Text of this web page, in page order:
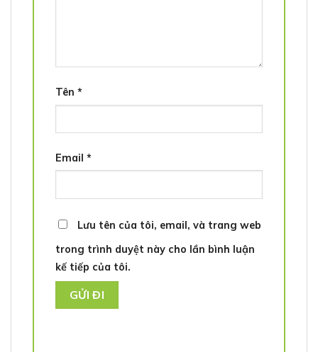
Tên *
Email *
Lưu tên của tôi, email, và trang web
trong trình duyệt này cho lần bình luận
kế tiếp của tôi.